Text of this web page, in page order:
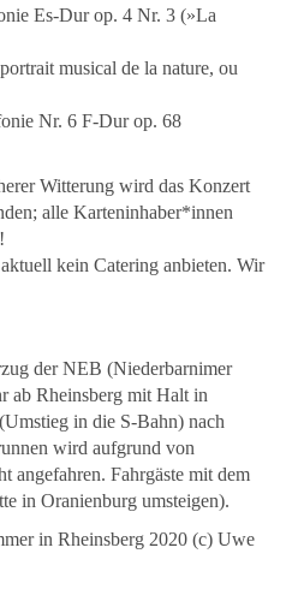
Es-Dur op. 4 Nr. 3 (»La
musical de la nature, ou
Nr. 6 F-Dur op. 68
Witterung wird das Konzert
alle Karteninhaber*innen
kein Catering anbieten. Wir
der NEB (Niederbarnimer
ab Rheinsberg mit Halt in
in die S-Bahn) nach
wird aufgrund von
angefahren. Fahrgäste mit dem
in Oranienburg umsteigen).
in Rheinsberg 2020 (c) Uwe